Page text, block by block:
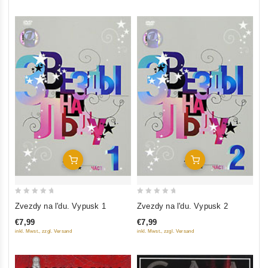
Add To Cart
of
Zvezdy na l'du. Vypusk 1
€7,99
inkl. Mwst., zzgl. Versand
Add To Cart
of
Zvezdy na l'du. Vypusk 2
€7,99
inkl. Mwst., zzgl. Versand